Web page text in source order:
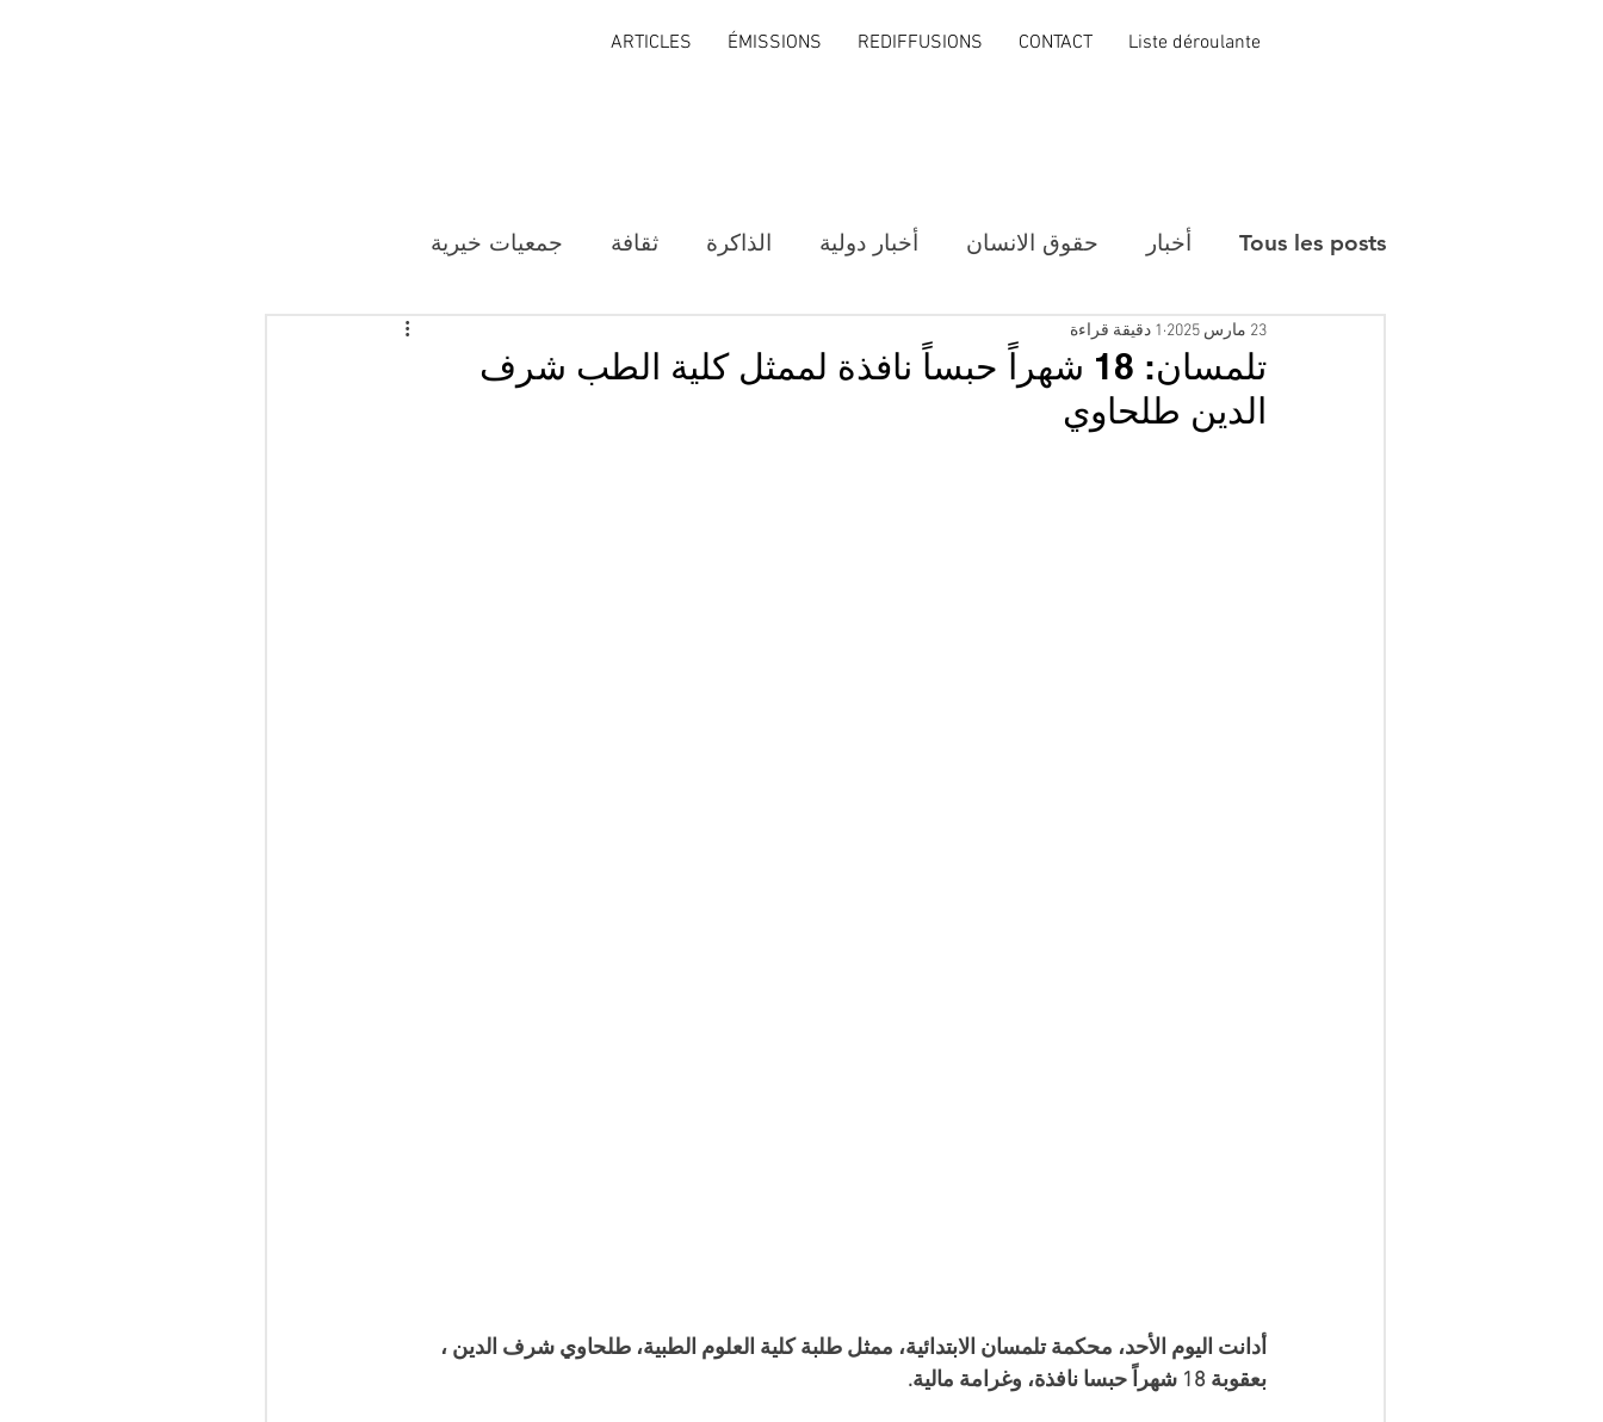
ARTICLES ÉMISSIONS REDIFFUSIONS CONTACT Liste déroulante
Tous les posts أخبار حقوق الانسان أخبار دولية الذاكرة ثقافة جمعيات خيرية
تلمسان: 18 شهراً حبساً نافذة لممثل كلية الطب شرف
الدين طلحاوي
23 مارس 2025 1 دقيقة قراءة
أدانت اليوم الأحد، محكمة تلمسان الابتدائية، ممثل طلبة كلية العلوم الطبية، طلحاوي شرف الدين ،
بعقوبة 18 شهراً حبسا نافذة، وغرامة مالية.